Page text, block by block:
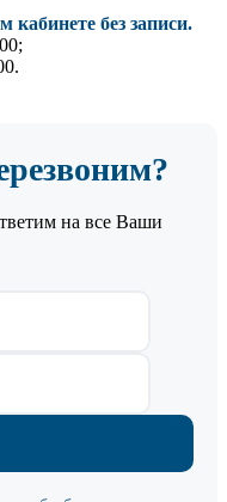
без записи.
на все Ваши